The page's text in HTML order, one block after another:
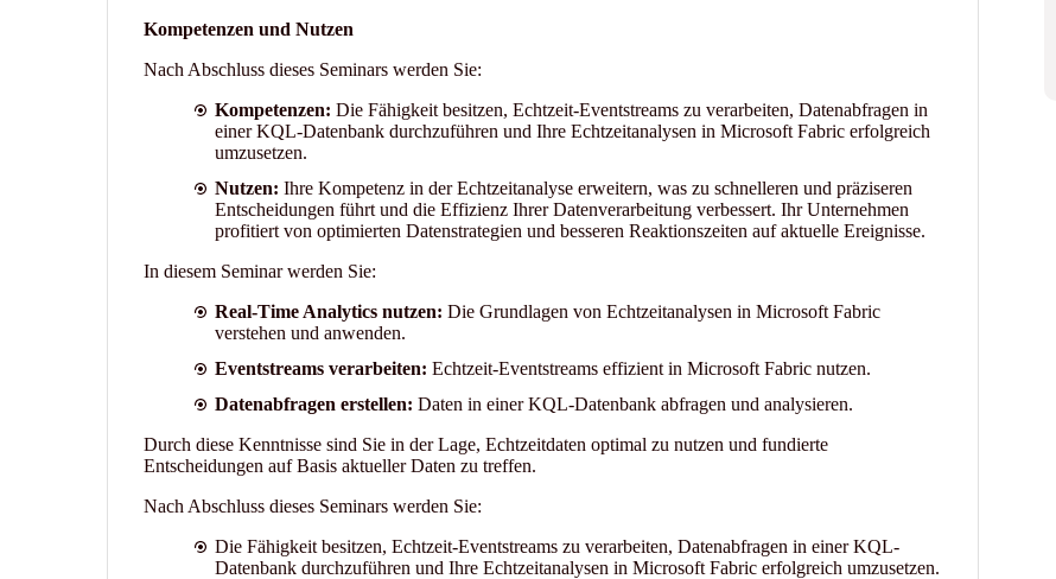
Kompetenzen und Nutzen
Nach Abschluss dieses Seminars werden Sie:
Kompetenzen: Die Fähigkeit besitzen, Echtzeit-Eventstreams zu verarbeiten, Datenabfragen in
einer KQL-Datenbank durchzuführen und Ihre Echtzeitanalysen in Microsoft Fabric erfolgreich
umzusetzen.
Nutzen: Ihre Kompetenz in der Echtzeitanalyse erweitern, was zu schnelleren und präziseren
Entscheidungen führt und die Effizienz Ihrer Datenverarbeitung verbessert. Ihr Unternehmen
profitiert von optimierten Datenstrategien und besseren Reaktionszeiten auf aktuelle Ereignisse.
In diesem Seminar werden Sie:
Real-Time Analytics nutzen: Die Grundlagen von Echtzeitanalysen in Microsoft Fabric
verstehen und anwenden.
Eventstreams verarbeiten: Echtzeit-Eventstreams effizient in Microsoft Fabric nutzen.
Datenabfragen erstellen: Daten in einer KQL-Datenbank abfragen und analysieren.
Durch diese Kenntnisse sind Sie in der Lage, Echtzeitdaten optimal zu nutzen und fundierte
Entscheidungen auf Basis aktueller Daten zu treffen.
Nach Abschluss dieses Seminars werden Sie:
Die Fähigkeit besitzen, Echtzeit-Eventstreams zu verarbeiten, Datenabfragen in einer KQL-
Datenbank durchzuführen und Ihre Echtzeitanalysen in Microsoft Fabric erfolgreich umzusetzen.